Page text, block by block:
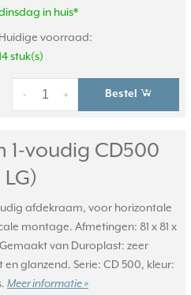
in huis*
Huidige voorraad:
stuk(s)
+
- Bestel
1-voudig CD500
afdekraam, voor horizontale
montage. Afmetingen: 81 x 81 x
van Duroplast: zeer
en glanzend. Serie: CD 500, kleur:
Meer informatie »